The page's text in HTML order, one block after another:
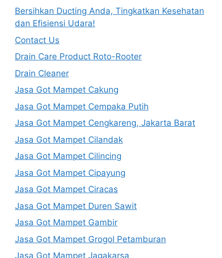
Bersihkan Ducting Anda, Tingkatkan Kesehatan
dan Efisiensi Udara!
Contact Us
Drain Care Product Roto-Rooter
Drain Cleaner
Jasa Got Mampet Cakung
Jasa Got Mampet Cempaka Putih
Jasa Got Mampet Cengkareng, Jakarta Barat
Jasa Got Mampet Cilandak
Jasa Got Mampet Cilincing
Jasa Got Mampet Cipayung
Jasa Got Mampet Ciracas
Jasa Got Mampet Duren Sawit
Jasa Got Mampet Gambir
Jasa Got Mampet Grogol Petamburan
Jasa Got Mampet Jagakarsa